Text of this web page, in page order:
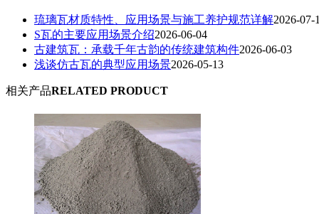
琉璃瓦材质特性、应用场景与施工养护规范详解2026-07-
S瓦的主要应用场景介绍2026-06-04
古建筑瓦：承载千年古韵的传统建筑构件2026-06-03
浅谈仿古瓦的典型应用场景2026-05-13
相关产品RELATED PRODUCT